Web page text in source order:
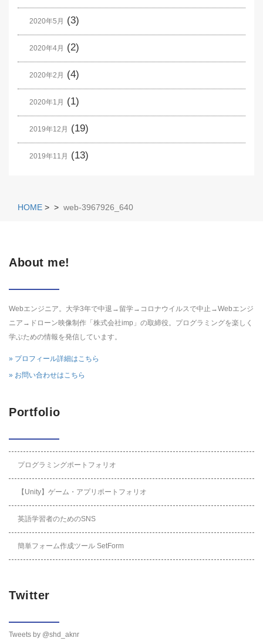
2020年5月 (3)
2020年4月 (2)
2020年2月 (4)
2020年1月 (1)
2019年12月 (19)
2019年11月 (13)
HOME > > web-3967926_640
About me!
Webエンジニア。大学3年で中退→留学→コロナウイルスで中止→Webエンジ
ニア→ドローン映像制作「株式会社imp」の取締役。プログラミングを楽しく
学ぶための情報を発信しています。
» プロフィール詳細はこちら
» お問い合わせはこちら
Portfolio
プログラミングポートフォリオ
【Unity】ゲーム・アプリポートフォリオ
英語学習者のためのSNS
簡単フォーム作成ツール SetForm
Twitter
Tweets by @shd_aknr